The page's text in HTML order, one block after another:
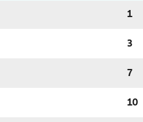
1
3
7
10